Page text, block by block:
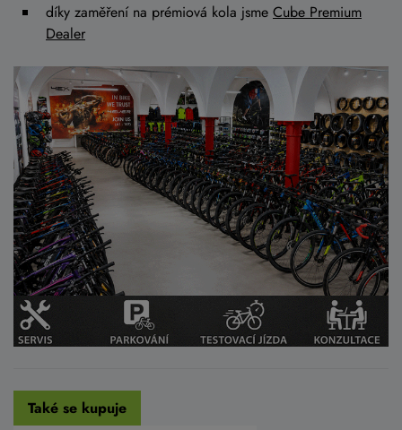
díky zaměření na prémiová kola jsme Cube Premium
Dealer
Také se kupuje